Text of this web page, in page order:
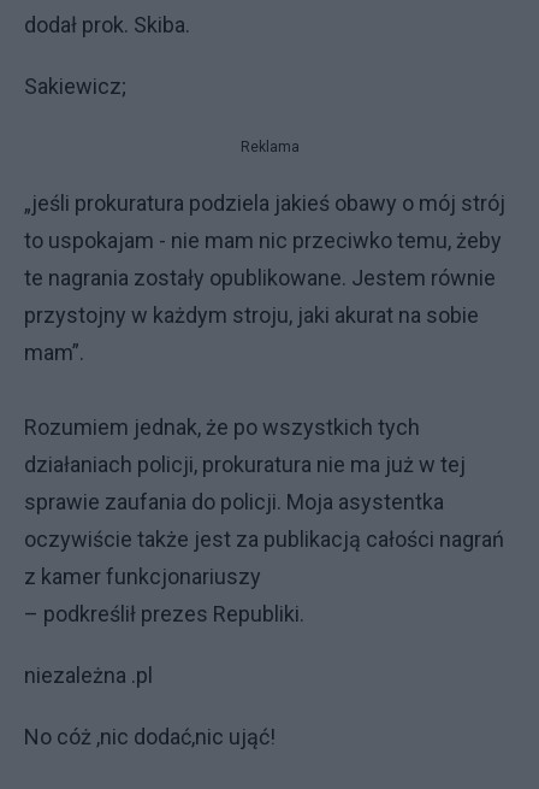
dodał prok. Skiba.
Sakiewicz;
Reklama
„jeśli prokuratura podziela jakieś obawy o mój strój
to uspokajam - nie mam nic przeciwko temu, żeby
te nagrania zostały opublikowane. Jestem równie
przystojny w każdym stroju, jaki akurat na sobie
mam”.
Rozumiem jednak, że po wszystkich tych
działaniach policji, prokuratura nie ma już w tej
sprawie zaufania do policji. Moja asystentka
oczywiście także jest za publikacją całości nagrań
z kamer funkcjonariuszy
– podkreślił prezes Republiki.
niezależna .pl
No cóż ,nic dodać,nic ująć!